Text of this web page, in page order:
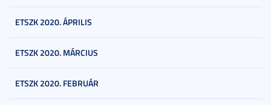
ETSZK 2020. ÁPRILIS
ETSZK 2020. MÁRCIUS
ETSZK 2020. FEBRUÁR